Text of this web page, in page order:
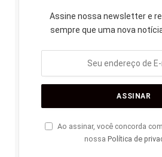
Assine nossa newsletter e
sempre que uma nova
Ao assinar, você concorda
nossa Política de